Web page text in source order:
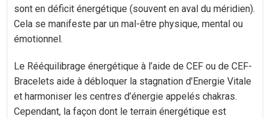
sont en déficit énergétique (souvent en aval du méridien).
Cela se manifeste par un mal-être physique, mental ou
émotionnel.
Le Rééquilibrage énergétique à l’aide de CEF ou de CEF-
Bracelets aide à débloquer la stagnation d’Energie Vitale
et harmoniser les centres d’énergie appelés chakras.
Cependant, la façon dont le terrain énergétique est